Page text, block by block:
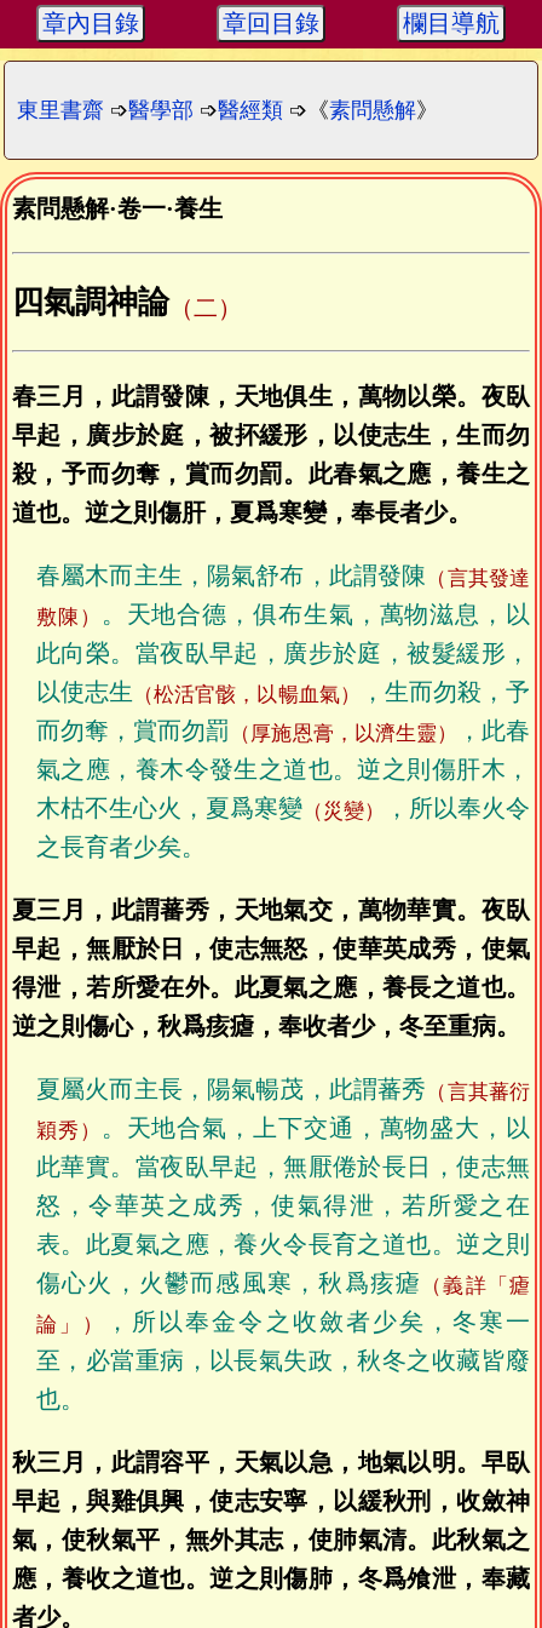
章內目錄 章回目錄 欄目導航
東里書齋 ➩醫學部 ➩醫經類 ➩《素問懸解》
素問懸解·卷一·養生
四氣調神論（二）
春三月，此謂發陳，天地俱生，萬物以榮。夜臥
早起，廣步於庭，被抔緩形，以使志生，生而勿
殺，予而勿奪，賞而勿罰。此春氣之應，養生之
道也。逆之則傷肝，夏爲寒變，奉長者少。
春屬木而主生，陽氣舒布，此謂發陳 （言其發達
敷陳）
。天地合德，俱布生氣，萬物滋息，以
此向榮。當夜臥早起，廣步於庭，被髮緩形，
以使志生
（松活官骸，以暢血氣）
，生而勿殺，予
而勿奪，賞而勿罰
（厚施恩膏，以濟生靈）
，此春
氣之應，養木令發生之道也。逆之則傷肝木，
木枯不生心火，夏爲寒變 （災變）
，所以奉火令
之長育者少矣。
夏三月，此謂蕃秀，天地氣交，萬物華實。夜臥
早起，無厭於日，使志無怒，使華英成秀，使氣
得泄，若所愛在外。此夏氣之應，養長之道也。
逆之則傷心，秋爲痎瘧，奉收者少，冬至重病。
夏屬火而主長，陽氣暢茂，此謂蕃秀 （言其蕃衍
穎秀）
。天地合氣，上下交通，萬物盛大，以
此華實。當夜臥早起，無厭倦於長日，使志無
怒，令華英之成秀，使氣得泄，若所愛之在
表。此夏氣之應，養火令長育之道也。逆之則
傷心火，火鬱而感風寒，秋爲痎瘧
（義詳「瘧
論」）
，所以奉金令之收斂者少矣，冬寒一
至，必當重病，以長氣失政，秋冬之收藏皆廢
也。
秋三月，此謂容平，天氣以急，地氣以明。早臥
早起，與雞俱興，使志安寧，以緩秋刑，收斂神
氣，使秋氣平，無外其志，使肺氣清。此秋氣之
應，養收之道也。逆之則傷肺，冬爲飧泄，奉藏
者少。